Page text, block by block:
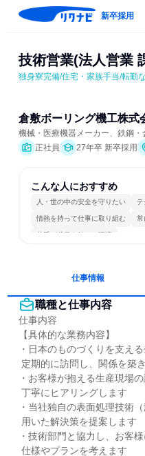
新卒採用
技術営業(法人営業
独身寮完備/住宅・家族手当/転勤
倉敷ボーリング機工株式
機械・医療機器メーカー、鉄鋼・
正社員
27年卒 新卒採用
こんな人におすすめ
人・世の中の安全を守りたい
情熱を持って仕事に取り組む 常
若手が裁量を持てる環境
仕事情報
職種と仕事内容
仕事内容
【具体的な業務内容】
・日本のものづくりを支え
・お客様が抱える生産現場
・当社独自の表面処理技術
・技術部門と協力し、お客